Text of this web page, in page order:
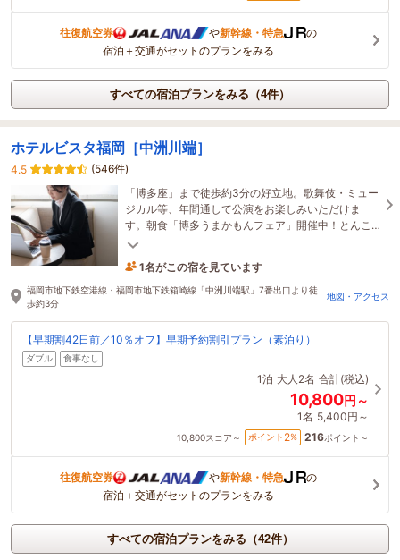
往復航空券 や新幹線・特急
の
宿泊＋交通がセットのプランをみる
すべての宿泊プランをみる（4件）
ホテルビスタ福岡［中洲川端］
4.5
(546件)
「博多座」まで徒歩約3分の好立地。歌舞伎・ミュー
ジカル等、年間通して公演をお楽しみいただけま
す。朝食「博多うまかもんフェア」開催中！とんこ
つラーメンや博多名物が好評です。
1名がこの宿を見ています
5時間前に予約されました
福岡市地下鉄空港線・福岡市地下鉄箱崎線「中洲川端駅」7番出口より徒
歩約3分
地図・アクセス
【早期割42日前／10％オフ】早期予約割引プラン（素泊り）
ダブル 食事なし
1泊 大人2名 合計(税込)
10,800円～
1名 5,400円～
10,800スコア～ ポイント 2% 216ポイント～
往復航空券 や新幹線・特急
の
宿泊＋交通がセットのプランをみる
すべての宿泊プランをみる（42件）